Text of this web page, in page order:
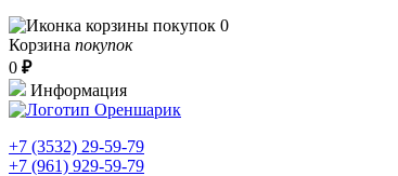
0
Корзина покупок
0 ₽
Информация
+7 (3532) 29-59-79
+7 (961) 929-59-79